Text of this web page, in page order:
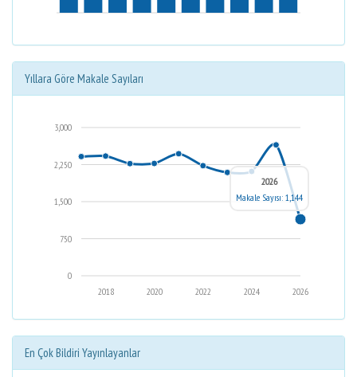
Yıllara Göre Makale Sayıları
0
750
1,500
2,250
3,000
2026
2024
2022
2020
2018
2026
Makale Sayısı: 1,144
En Çok Bildiri Yayınlayanlar